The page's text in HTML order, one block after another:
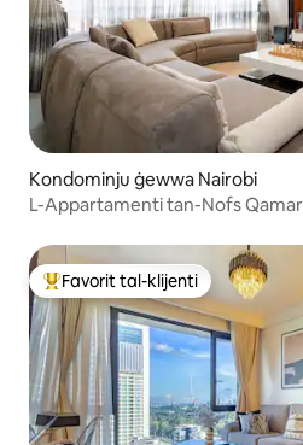
Kondominju ġewwa Nairobi
L-Appartamenti tan-Nofs
Wieħed mill-aqwa favoriti tal-
Favorit tal-klijenti